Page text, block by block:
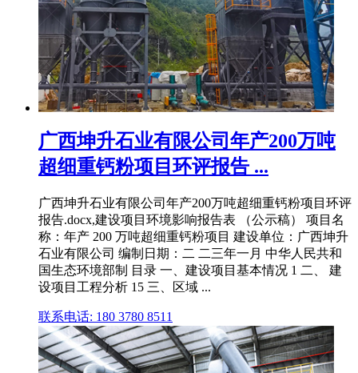
广西坤升石业有限公司年产200万吨
超细重钙粉项目环评报告 ...
广西坤升石业有限公司年产200万吨超细重钙粉项目环评
报告.docx,建设项目环境影响报告表 （公示稿） 项目名
称：年产 200 万吨超细重钙粉项目 建设单位：广西坤升
石业有限公司 编制日期：二 二三年一月 中华人民共和
国生态环境部制 目录 一、建设项目基本情况 1 二、 建
设项目工程分析 15 三、区域 ...
联系电话: 180 3780 8511